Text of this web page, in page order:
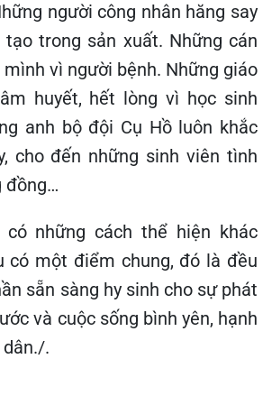
người công nhân hăng say
trong sản xuất. Những cán
mình vì người bệnh. Những giáo
huyết, hết lòng vì học sinh
anh bộ đội Cụ Hồ luôn khắc
cho đến những sinh viên tình
đồng…
những cách thể hiện khác
có một điểm chung, đó là đều
sẵn sàng hy sinh cho sự phát
và cuộc sống bình yên, hạnh
.